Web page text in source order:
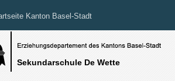
Kanton Basel-Stadt
Sekundarschule De Wette